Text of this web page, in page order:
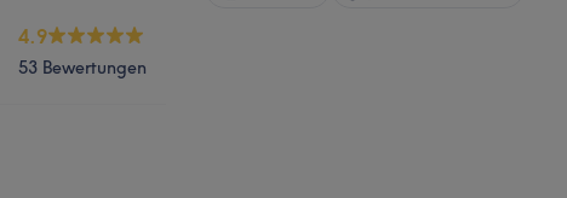
4.9
53 Bewertungen